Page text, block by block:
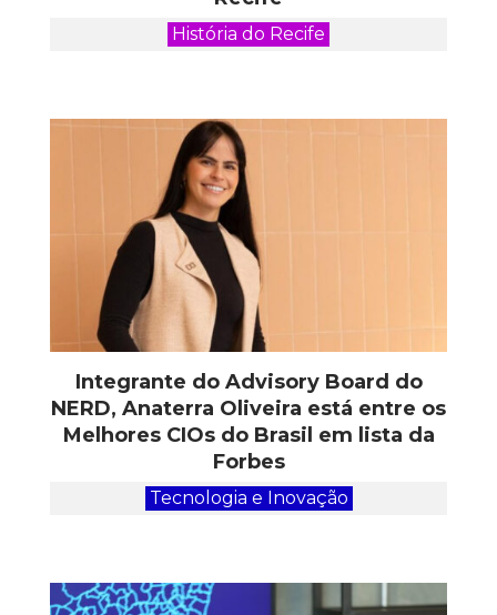
História do Recife
Integrante do Advisory Board do
NERD, Anaterra Oliveira está entre os
Melhores CIOs do Brasil em lista da
Forbes
Tecnologia e Inovação